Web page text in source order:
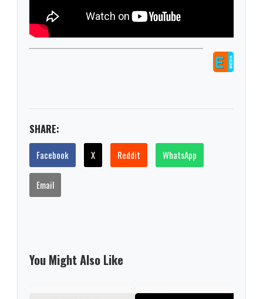
SHARE:
Facebook X Reddit WhatsApp
Email
You Might Also Like